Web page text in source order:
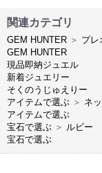
関連カテゴリ
GEM HUNTER ＞ プレ
GEM HUNTER
現品即納ジュエル
新着ジュエリー
そくのうじゅえりー
アイテムで選ぶ ＞ ネ
アイテムで選ぶ
宝石で選ぶ ＞ ルビー
宝石で選ぶ